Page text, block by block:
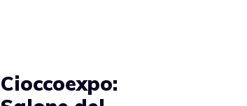
Cioccoexpo: